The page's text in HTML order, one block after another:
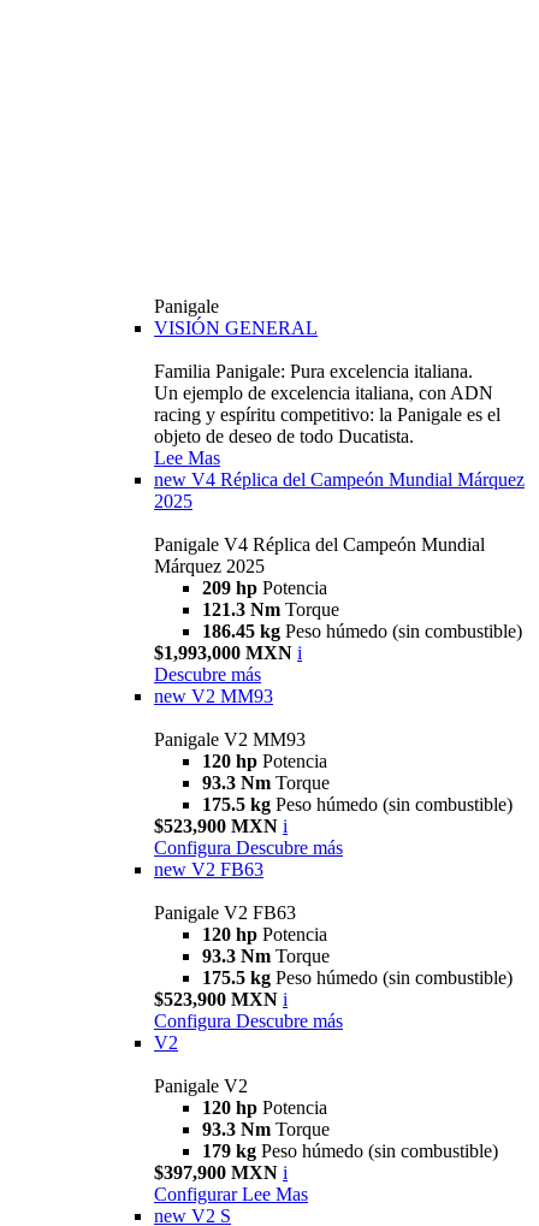
Panigale
VISIÓN GENERAL
Familia Panigale: Pura excelencia italiana.
Un ejemplo de excelencia italiana, con ADN
racing y espíritu competitivo: la Panigale es el
objeto de deseo de todo Ducatista.
Lee Mas
new V4 Réplica del Campeón Mundial Márquez
2025
Panigale V4 Réplica del Campeón Mundial
Márquez 2025
209 hp Potencia
121.3 Nm Torque
186.45 kg Peso húmedo (sin combustible)
$1,993,000 MXN i
Descubre más
new V2 MM93
Panigale V2 MM93
120 hp Potencia
93.3 Nm Torque
175.5 kg Peso húmedo (sin combustible)
$523,900 MXN i
Configura Descubre más
new V2 FB63
Panigale V2 FB63
120 hp Potencia
93.3 Nm Torque
175.5 kg Peso húmedo (sin combustible)
$523,900 MXN i
Configura Descubre más
V2
Panigale V2
120 hp Potencia
93.3 Nm Torque
179 kg Peso húmedo (sin combustible)
$397,900 MXN i
Configurar Lee Mas
new V2 S